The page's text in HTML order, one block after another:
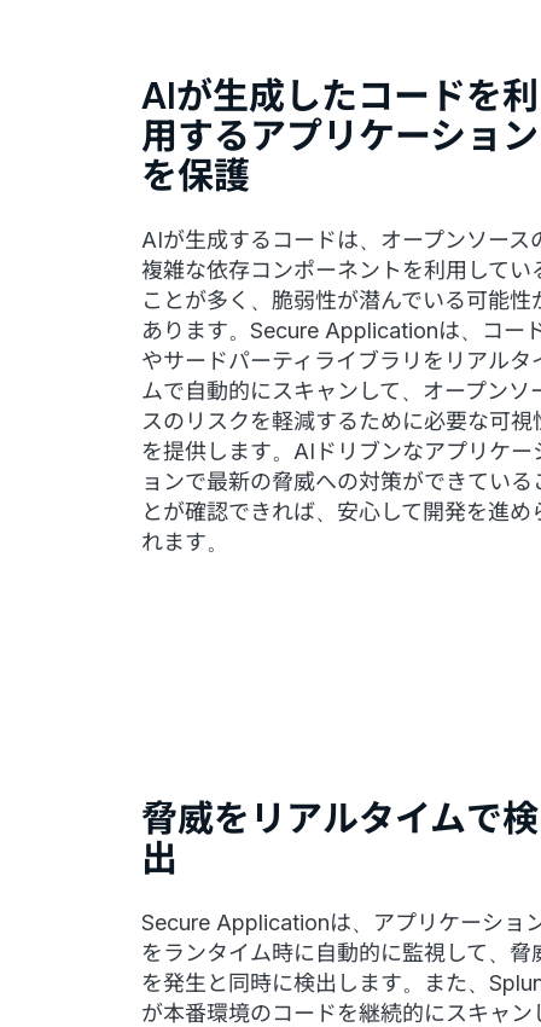
AIが生成したコードを利
用するアプリケーション
を保護
AIが生成するコードは、オープンソース
複雑な依存コンポーネントを利用してい
ことが多く、脆弱性が潜んでいる可能性
あります。Secure Applicationは、コー
やサードパーティライブラリをリアルタ
ムで自動的にスキャンして、オープンソ
スのリスクを軽減するために必要な可視
を提供します。AIドリブンなアプリケー
ョンで最新の脅威への対策ができている
とが確認できれば、安心して開発を進め
れます。
脅威をリアルタイムで検
出
Secure Applicationは、アプリケーショ
をランタイム時に自動的に監視して、脅
を発生と同時に検出します。また、
が本番環境のコードを継続的にスキャン